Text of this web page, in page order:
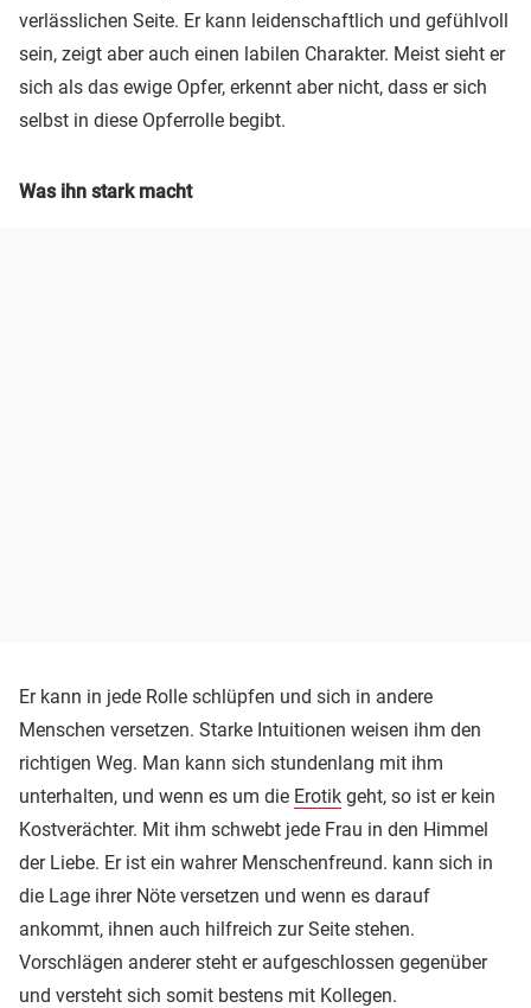
verlässlichen Seite. Er kann leidenschaftlich und gefühlvoll
sein, zeigt aber auch einen labilen Charakter. Meist sieht er
sich als das ewige Opfer, erkennt aber nicht, dass er sich
selbst in diese Opferrolle begibt.
Was ihn stark macht
Er kann in jede Rolle schlüpfen und sich in andere
Menschen versetzen. Starke Intuitionen weisen ihm den
richtigen Weg. Man kann sich stundenlang mit ihm
unterhalten, und wenn es um die Erotik geht, so ist er kein
Kostverächter. Mit ihm schwebt jede Frau in den Himmel
der Liebe. Er ist ein wahrer Menschenfreund. kann sich in
die Lage ihrer Nöte versetzen und wenn es darauf
ankommt, ihnen auch hilfreich zur Seite stehen.
Vorschlägen anderer steht er aufgeschlossen gegenüber
und versteht sich somit bestens mit Kollegen.